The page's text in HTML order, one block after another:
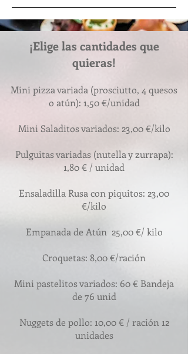
¡Elige las cantidades que
quieras!
Mini pizza variada (prosciutto, 4 quesos
o atún): 1,50 €/unidad
Mini Saladitos variados: 23,00 €/kilo
Pulguitas variadas (nutella y zurrapa):
1,80 € / unidad
Ensaladilla Rusa con piquitos: 23,00
€/kilo
Empanada de Atún 25,00 €/ kilo
Croquetas: 8,00 €/ración
Mini pastelitos variados: 60 € Bandeja
de 76 unid
Nuggets de pollo: 10,00 € / ración 12
unidades